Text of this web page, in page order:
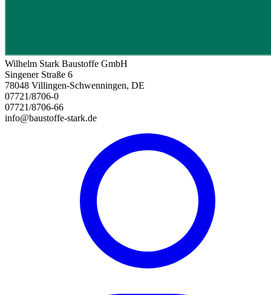
Wilhelm Stark Baustoffe GmbH
Singener Straße 6
78048 Villingen-Schwenningen, DE
07721/8706-0
07721/8706-66
info@baustoffe-stark.de